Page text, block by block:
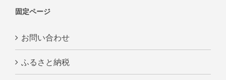
固定ページ
お問い合わせ
ふるさと納税